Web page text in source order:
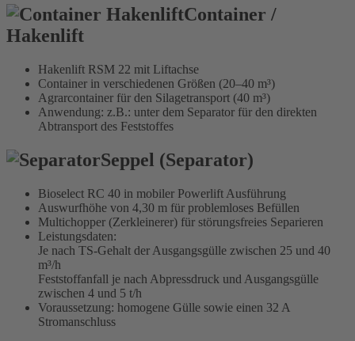
Container /
Hakenlift
Hakenlift RSM 22 mit Liftachse
Container in verschiedenen Größen (20–40 m³)
Agrarcontainer für den Silagetransport (40 m³)
Anwendung: z.B.: unter dem Separator für den direkten
Abtransport des Feststoffes
Seppel (Separator)
Bioselect RC 40 in mobiler Powerlift Ausführung
Auswurfhöhe von 4,30 m für problemloses Befüllen
Multichopper (Zerkleinerer) für störungsfreies Separieren
Leistungsdaten:
Je nach TS-Gehalt der Ausgangsgülle zwischen 25 und 40
m³/h
Feststoffanfall je nach Abpressdruck und Ausgangsgülle
zwischen 4 und 5 t/h
Voraussetzung: homogene Gülle sowie einen 32 A
Stromanschluss